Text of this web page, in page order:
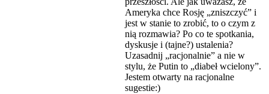
Ameryka chce Rosję „zniszczyć” i
jest w stanie to zrobić, to o czym z
nią rozmawia? Po co te spotkania,
dyskusje i (tajne?) ustalenia?
Uzasadnij „racjonalnie” a nie w
stylu, że Putin to „diabeł wcielony”.
Jestem otwarty na racjonalne
sugestie:)